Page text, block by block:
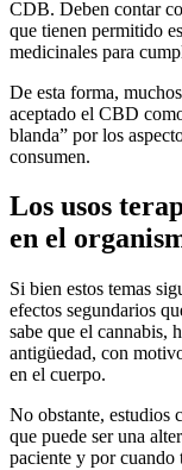
CDB. Deben contar
que tienen permitido
medicinales para
De esta forma,
aceptado el CBD
blanda” por los
consumen.
Los usos
en el
Si bien estos temas
efectos segundarios
sabe que el cannabis,
antigüedad, con
en el cuerpo.
No obstante, estudios
que puede ser una
paciente y por cuando